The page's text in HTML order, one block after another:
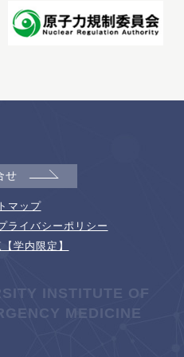
せ
マップ
ライバシーポリシー
学内限定】
INSTITUTE OF
MEDICINE